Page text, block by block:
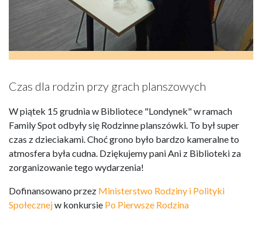
Czas dla rodzin przy grach planszowych
W piątek 15 grudnia w Bibliotece "Londynek" w ramach
Family Spot odbyły się Rodzinne planszówki. To był super
czas z dzieciakami. Choć grono było bardzo kameralne to
atmosfera była cudna. Dziękujemy pani Ani z Biblioteki za
zorganizowanie tego wydarzenia!
Dofinansowano przez Ministerstwo Rodziny i Polityki
Społecznejw konkursie Po Pierwsze Rodzina